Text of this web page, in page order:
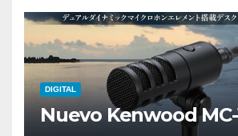
DIGITAL
Nuevo Kenwood